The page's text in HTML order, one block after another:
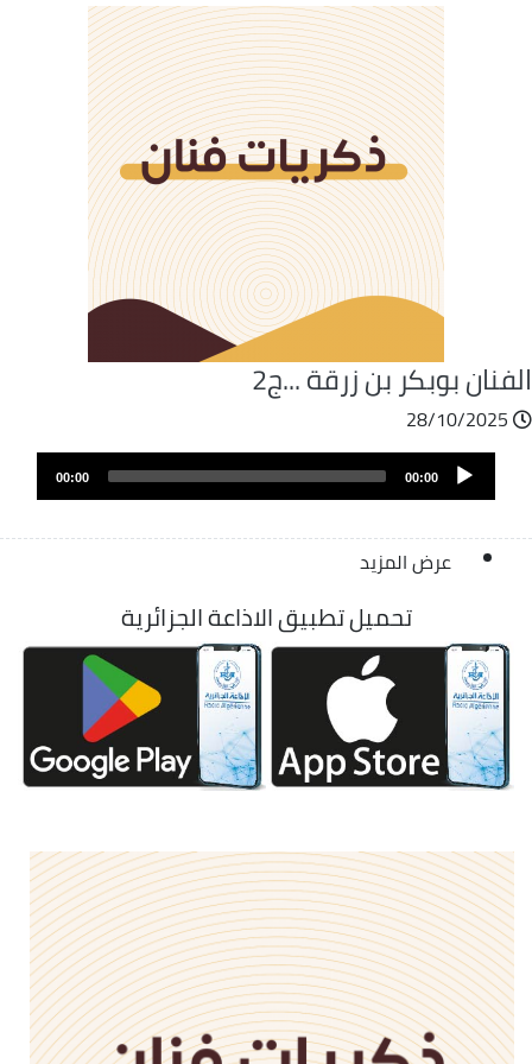
بوبكر بن زرقة ...ج2
28/10/2025
ملفAudio
Player
00:00
00:00
عرض المزيد
تحميل تطبيق الاذاعة الجزائرية